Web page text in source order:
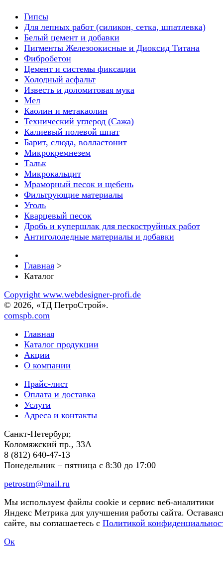
Гипсы
Для лепных работ (силикон, сетка, шпатлевка)
Белый цемент и добавки
Пигменты Железоокисные и Диоксид Титана
Фибробетон
Цемент и системы фиксации
Холодный асфальт
Известь и доломитовая мука
Мел
Каолин и метакаолин
Технический углерод (Сажа)
Калиевый полевой шпат
Барит, слюда, волластонит
Микрокремнезем
Тальк
Микрокальцит
Мраморный песок и щебень
Фильтрующие материалы
Уголь
Кварцевый песок
Дробь и купершлак для пескоструйных работ
Антигололедные материалы и добавки
Главная >
Каталог
Copyright www.webdesigner-profi.de
© 2026, «ТД ПетроСтрой».
comspb.com
Главная
Каталог продукции
Акции
О компании
Прайс-лист
Оплата и доставка
Услуги
Адреса и контакты
Санкт-Петербург,
Коломяжский пр., 33А
8 (812) 640-47-13
Понедельник – пятница с 8:30 до 17:00
petrostm@mail.ru
Мы используем файлы cookie и сервис веб-аналитики
Яндекс Метрика для улучшения работы сайта.
сайте, вы соглашаетесь с Политикой
Ок